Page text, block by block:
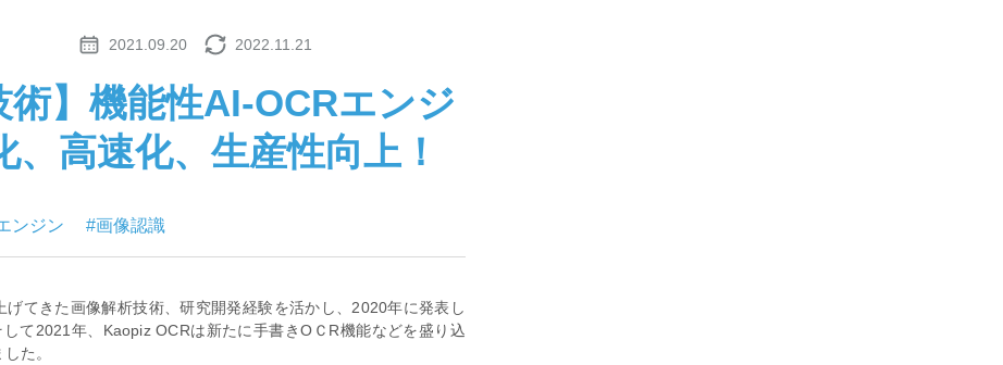
2021.09.20 2022.11.21
術】機能性AI-OCRエンジ
高速化、生産性向上！
ンジン #画像認識
てきた画像解析技術、研究開発経験を活かし、2020年に発表し
て2021年、Kaopiz OCRは新たに手書きOＣR機能などを盛り込
た。